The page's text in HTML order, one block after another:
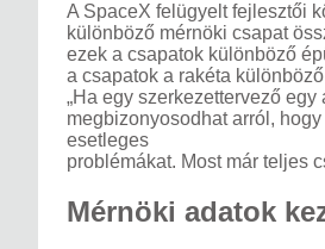
A SpaceX felügyelt fejlesztői
különböző mérnöki csapat
ezek a csapatok különböző
a csapatok a rakéta
„Ha egy szerkezettervező
megbizonyosodhat arról,
esetleges
problémákat. Most már teljes
Mérnöki adatok